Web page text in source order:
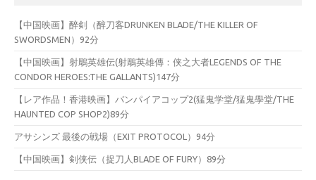
【中国映画】醉剣（醉刀客DRUNKEN BLADE/THE KILLER OF
SWORDSMEN）92分
【中国映画】射鵰英雄伝(射鵰英雄傳：侠之大者LEGENDS OF THE
CONDOR HEROES:THE GALLANTS)147分
【レア作品！香港映画】バンパイアコップ2(猛鬼学堂/猛鬼學堂/THE
HAUNTED COP SHOP2)89分
アサシンズ 最後の戦場（EXIT PROTOCOL）94分
【中国映画】剣侠伝（捉刀人BLADE OF FURY）89分